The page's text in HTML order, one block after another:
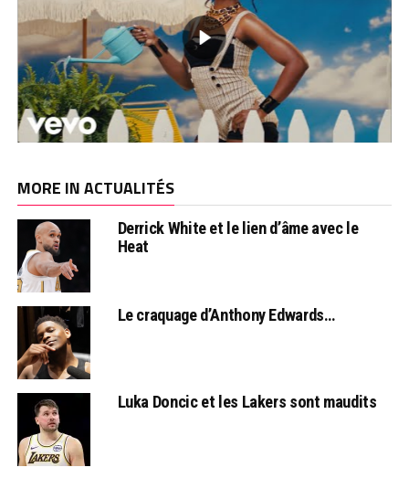
MORE IN ACTUALITÉS
Derrick White et le lien d’âme avec le
Heat
Le craquage d’Anthony Edwards…
Luka Doncic et les Lakers sont maudits